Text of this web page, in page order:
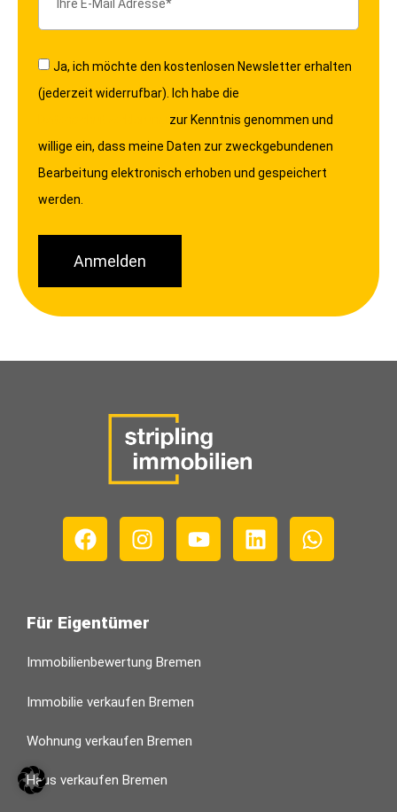
Ja, ich möchte den kostenlosen Newsletter erhalten
(jederzeit widerrufbar). Ich habe die
zur Kenntnis genommen und
willige ein, dass meine Daten zur zweckgebundenen
Bearbeitung elektronisch erhoben und gespeichert
werden.
Anmelden
Für Eigentümer
Immobilienbewertung Bremen
Immobilie verkaufen Bremen
Wohnung verkaufen Bremen
Haus verkaufen Bremen